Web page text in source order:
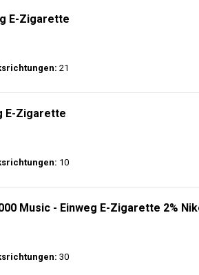
E-Zigarette
21
E-Zigarette
10
Music - Einweg E-Zigarette 2%
30